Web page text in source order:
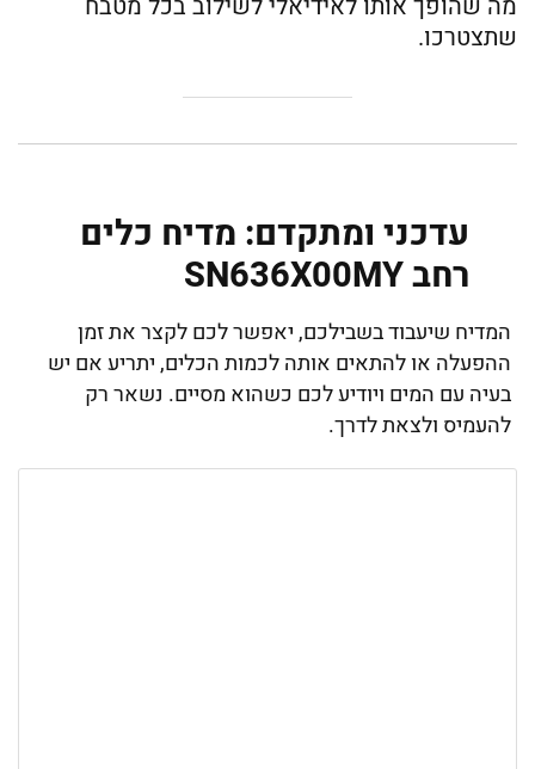
שתצטרכו.
עדכני ומתקדם: מדיח כלים
‏רחב SN636X00MY
המדיח שיעבוד בשבילכם, יאפשר לכם לקצר את זמן
ההפעלה או להתאים אותה לכמות הכלים, יתריע אם יש
בעיה עם המים ויודיע לכם כשהוא מסיים. נשאר רק
להעמיס ולצאת לדרך.